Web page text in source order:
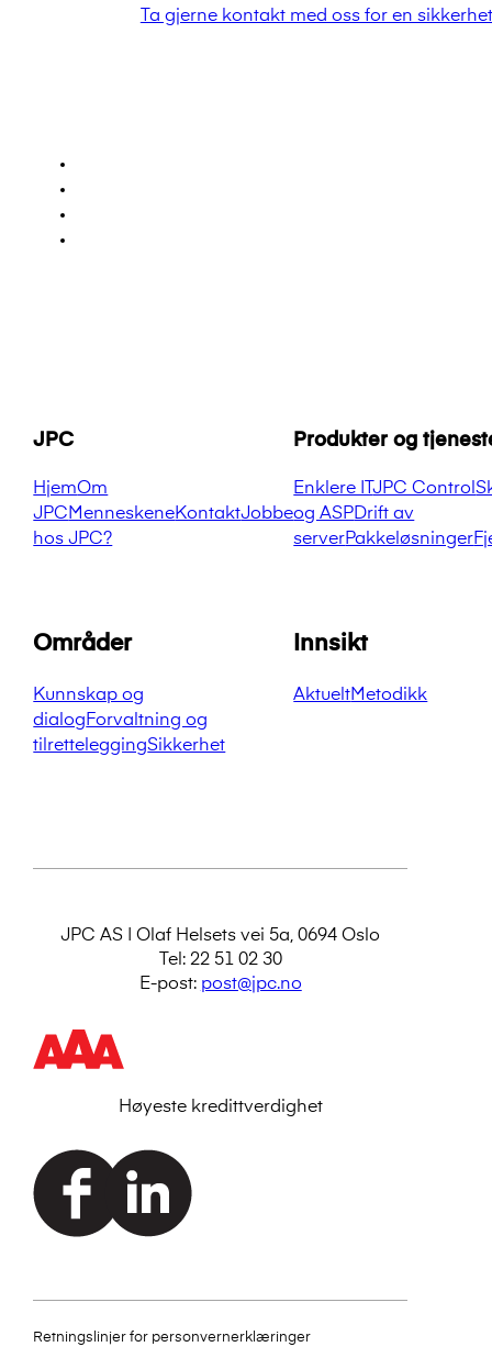
Ta gjerne kontakt med oss for en
JPC
HjemOm
JPCMenneskeneKontaktJobbe
hos JPC?
Produkter og
Enklere ITJPC Control
og ASPDrift av
serverPakkeløsninger
Områder
Kunnskap og
dialogForvaltning og
tilretteleggingSikkerhet
Innsikt
AktueltMetodikk
JPC AS | Olaf Helsets vei 5a, 0694 Oslo
Tel: 22 51 02 30
E-post: post@jpc.no
Høyeste kredittverdighet
Retningslinjer for personvernerklæringer